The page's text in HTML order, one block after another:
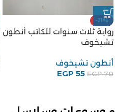
-21%
رواية ثلاث سنوات للكاتب أنطون
تشيخوف
أنطون تشيخوف
EGP70
EGP 55